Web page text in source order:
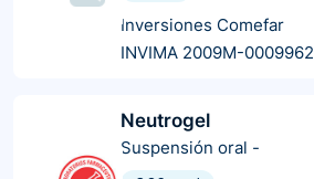
Inversiones Comefar
INVIMA 2009M-0009962
Neutrogel
Suspensión oral -